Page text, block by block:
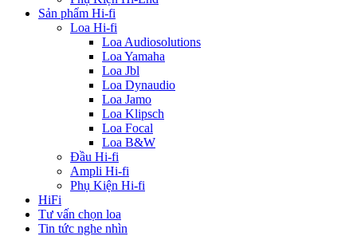
Sản phẩm Hi-fi
Loa Hi-fi
Loa Audiosolutions
Loa Yamaha
Loa Jbl
Loa Dynaudio
Loa Jamo
Loa Klipsch
Loa Focal
Loa B&W
Đầu Hi-fi
Ampli Hi-fi
Phụ Kiện Hi-fi
HiFi
Tư vấn chọn loa
Tin tức nghe nhìn